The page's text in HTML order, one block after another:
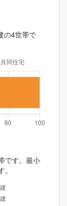
の4世帯で
です。最小